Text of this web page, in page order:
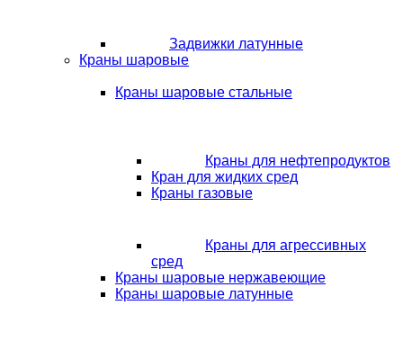
Задвижки латунные
Краны шаровые
Краны шаровые стальные
Краны для нефтепродуктов
Кран для жидких сред
Краны газовые
Краны для агрессивных
сред
Краны шаровые нержавеющие
Краны шаровые латунные